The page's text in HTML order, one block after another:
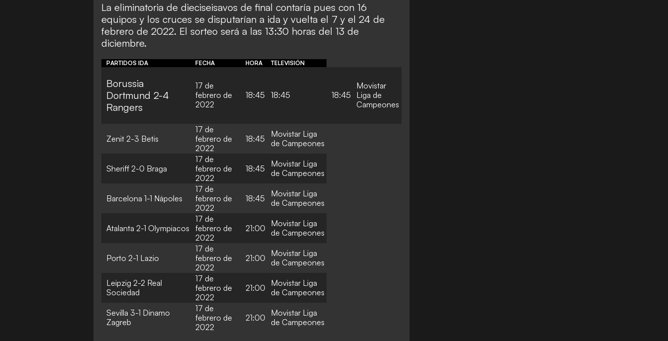
La eliminatoria de dieciseisavos de final contaría pues con 16
equipos y los cruces se disputarían a ida y vuelta el 7 y el 24 de
febrero de 2022. El sorteo será a las 13:30 horas del 13 de
diciembre.
PARTIDOS IDA FECHA HORA TELEVISIÓN
Borussia
Dortmund 2-4
Rangers
17 de
febrero de
2022
18:45 18:45 18:45
Movistar
Liga de
Campeones
Zenit 2-3 Betis
17 de
febrero de
2022
18:45
Movistar Liga
de Campeones
Sheriff 2-0 Braga
17 de
febrero de
2022
18:45
Movistar Liga
de Campeones
Barcelona 1-1 Nápoles
17 de
febrero de
2022
18:45
Movistar Liga
de Campeones
Atalanta 2-1 Olympiacos
17 de
febrero de
2022
21:00
Movistar Liga
de Campeones
Porto 2-1 Lazio
17 de
febrero de
2022
21:00
Movistar Liga
de Campeones
Leipzig 2-2 Real
Sociedad
17 de
febrero de
2022
21:00
Movistar Liga
de Campeones
Sevilla 3-1 Dinamo
Zagreb
17 de
febrero de
2022
21:00
Movistar Liga
de Campeones